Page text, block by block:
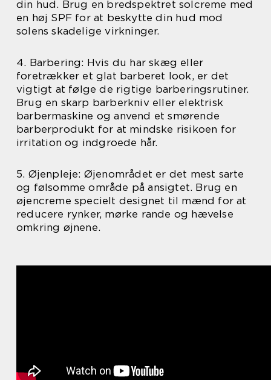
din hud. Brug en bredspektret solcreme med
en høj SPF for at beskytte din hud mod
solens skadelige virkninger.
4. Barbering: Hvis du har skæg eller
foretrækker et glat barberet look, er det
vigtigt at følge de rigtige barberingsrutiner.
Brug en skarp barberkniv eller elektrisk
barbermaskine og anvend et smørende
barberprodukt for at mindske risikoen for
irritation og indgroede hår.
5. Øjenpleje: Øjenområdet er det mest sarte
og følsomme område på ansigtet. Brug en
øjencreme specielt designet til mænd for at
reducere rynker, mørke rande og hævelse
omkring øjnene.